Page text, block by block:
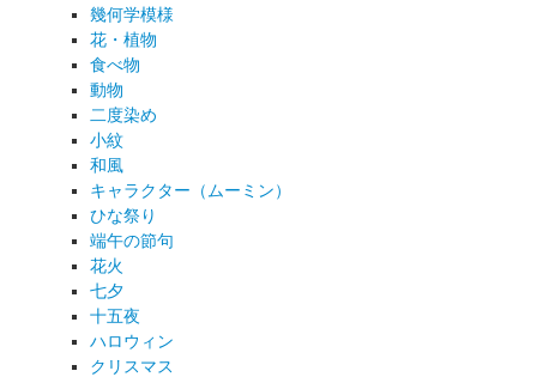
幾何学模様
花・植物
食べ物
動物
二度染め
小紋
和風
キャラクター（ムーミン）
ひな祭り
端午の節句
花火
七夕
十五夜
ハロウィン
クリスマス